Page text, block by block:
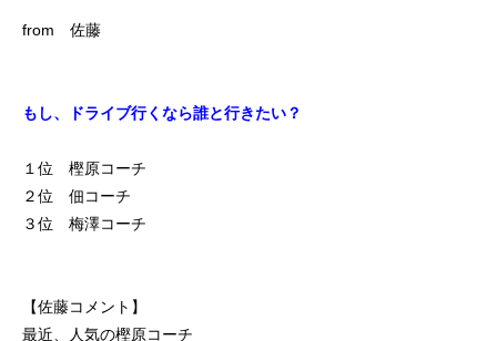
お問い合わせ
初めての方 システム・クラス・料金
from 佐藤
もし、ドライブ行くなら誰と行きたい？
１位 樫原コーチ
２位 佃コーチ
３位 梅澤コーチ
【佐藤コメント】
最近、人気の樫原コーチ